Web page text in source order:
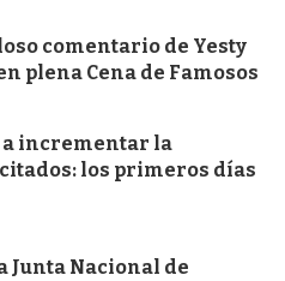
comentario de Yesty
plena Cena de Famosos
a incrementar la
los primeros días
Junta Nacional de